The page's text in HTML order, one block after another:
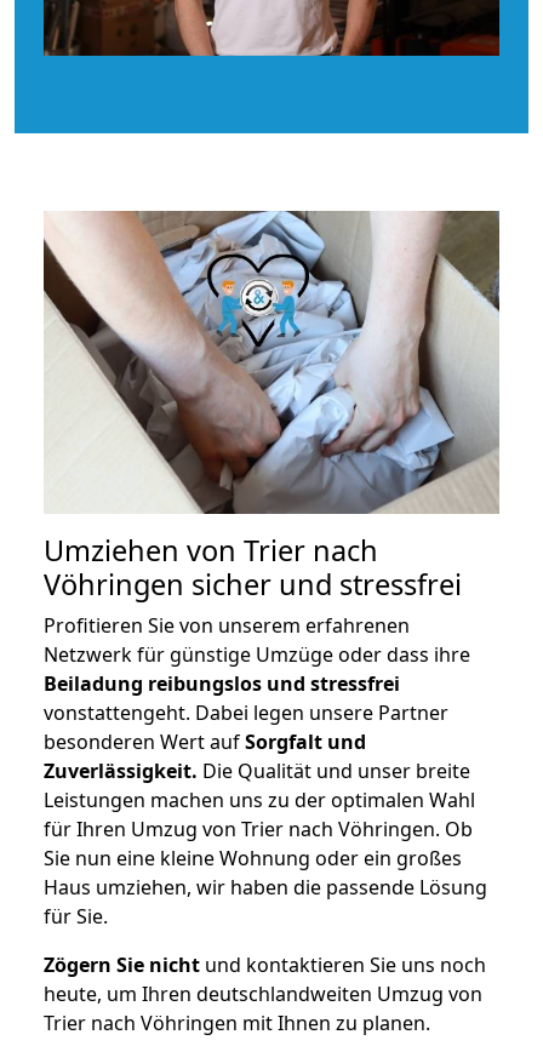
Umziehen von Trier nach
Vöhringen sicher und stressfrei
Profitieren Sie von unserem erfahrenen
Netzwerk für günstige Umzüge oder dass ihre
Beiladung reibungslos und stressfrei
vonstattengeht. Dabei legen unsere Partner
besonderen Wert aufSorgfalt und
Zuverlässigkeit. Die Qualität und unser breite
Leistungen machen uns zu der optimalen Wahl
für Ihren Umzug von Trier nach Vöhringen. Ob
Sie nun eine kleine Wohnung oder ein großes
Haus umziehen, wir haben die passende Lösung
für Sie.
Zögern Sie nicht und kontaktieren Sie uns noch
heute, um Ihren deutschlandweiten Umzug von
Trier nach Vöhringen mit Ihnen zu planen.